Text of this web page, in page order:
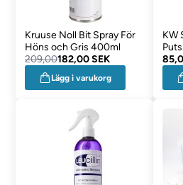
Kruuse Noll Bit Spray För
Höns och Gris 400ml
209,00182,00 SEK
Lägg i varukorg
KW